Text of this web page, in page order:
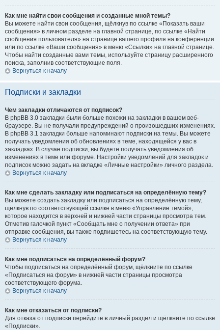
Как мне найти свои сообщения и созданные мной темы?
Вы можете найти свои сообщения, щёлкнув по ссылке «Показать ваши
сообщения» в личном разделе на главной странице, по ссылке «Найти
сообщения пользователя» на странице вашего профиля на конференции
или по ссылке «Ваши сообщения» в меню «Ссылки» на главной странице.
Чтобы найти созданные вами темы, используйте страницу расширенного
поиска, заполнив соответствующие поля.
Вернуться к началу
Подписки и закладки
Чем закладки отличаются от подписок?
В phpBB 3.0 закладки были больше похожи на закладки в вашем веб-
браузере. Вы не получали предупреждений о произошедших изменениях.
В phpBB 3.1 закладки больше напоминают подписки на темы. Вы можете
получать уведомления об обновлениях в теме, находящейся у вас в
закладках. В случае подписки, вы будете получать уведомления об
изменениях в теме или форуме. Настройки уведомлений для закладок и
подписок можно задать на вкладке «Личные настройки» личного раздела.
Вернуться к началу
Как мне сделать закладку или подписаться на определённую тему?
Вы можете создать закладку или подписаться на определённую тему,
щёлкнув по соответствующей ссылке в меню «Управление темой»,
которое находится в верхней и нижней части страницы просмотра тем.
Отметив галочкой пункт «Сообщать мне о получении ответа» при
отправке сообщения, вы также подпишетесь на соответствующую тему.
Вернуться к началу
Как мне подписаться на определённый форум?
Чтобы подписаться на определённый форум, щёлкните по ссылке
«Подписаться на форум» в нижней части страницы просмотра
соответствующего форума.
Вернуться к началу
Как мне отказаться от подписки?
Для отказа от подписки перейдите в личный раздел и щёлкните по ссылке
«Подписки».